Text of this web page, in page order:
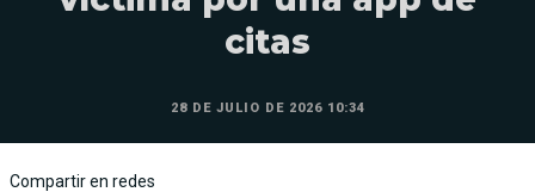
citas
28 DE JULIO DE 2026 10:34
Compartir en redes